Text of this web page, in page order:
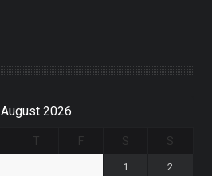
August 2026
T F S S
1 2